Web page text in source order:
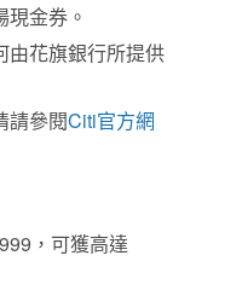
金券。
由花旗銀行所提供
請參閱Citi官方網
，可獲高達